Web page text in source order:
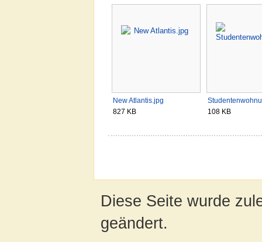
New Atlantis.jpg
827 KB
108 KB
Diese Seite wurde
geändert.